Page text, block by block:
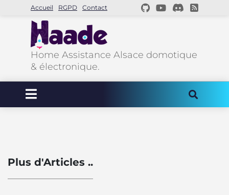
Accueil RGPD Contact
Home Assistance Alsace domotique
& électronique.
Plus d'Articles ..